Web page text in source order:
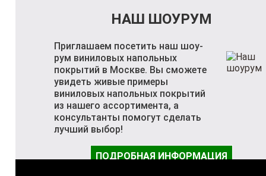
НАШ ШОУРУМ
Приглашаем посетить наш шоу-
рум виниловых напольных
покрытий в Москве. Вы сможете
увидеть живые примеры
виниловых напольных покрытий
из нашего ассортимента, а
консультанты помогут сделать
лучший выбор!
ПОДРОБНАЯ ИНФОРМАЦИЯ